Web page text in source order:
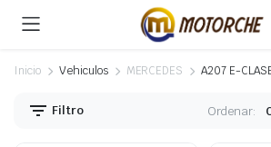
Inicio Vehiculos MERCEDES A207 E-
Filtro Ordenar: